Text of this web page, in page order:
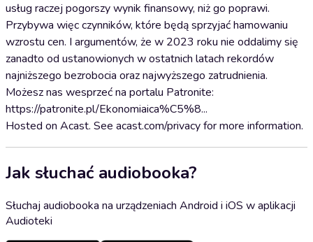
usług raczej pogorszy wynik finansowy, niż go poprawi.
Przybywa więc czynników, które będą sprzyjać hamowaniu
wzrostu cen. I argumentów, że w 2023 roku nie oddalimy się
zanadto od ustanowionych w ostatnich latach rekordów
najniższego bezrobocia oraz najwyższego zatrudnienia.
Możesz nas wesprzeć na portalu Patronite:
https://patronite.pl/Ekonomiaica%C5%8...
Hosted on Acast. See acast.com/privacy for more information.
Jak słuchać audiobooka?
Słuchaj audiobooka na urządzeniach Android i iOS w aplikacji
Audioteki